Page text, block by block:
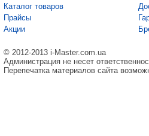
Каталог товаров
Прайсы
Акции
© 2012-2013 i-Master.com.ua
Администрация не несет
Перепечатка материалов сайта